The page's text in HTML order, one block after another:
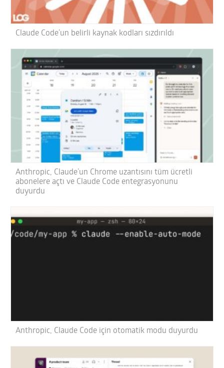
Claude Code’un belirli kaynak kodları sızdırıldı
Anthropic, Claude’un Chrome uzantısını tüm ücretli
abonelere açtı ve Claude Code entegrasyonunu
duyurdu
Anthropic, Claude Code için otomatik modu duyurdu